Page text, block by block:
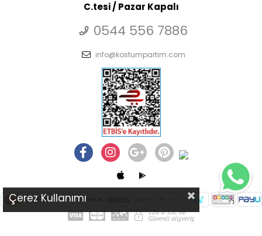
C.tesi / Pazar Kapalı
0544 556 7886
info@kostumpartim.com
Çerez Kullanımı